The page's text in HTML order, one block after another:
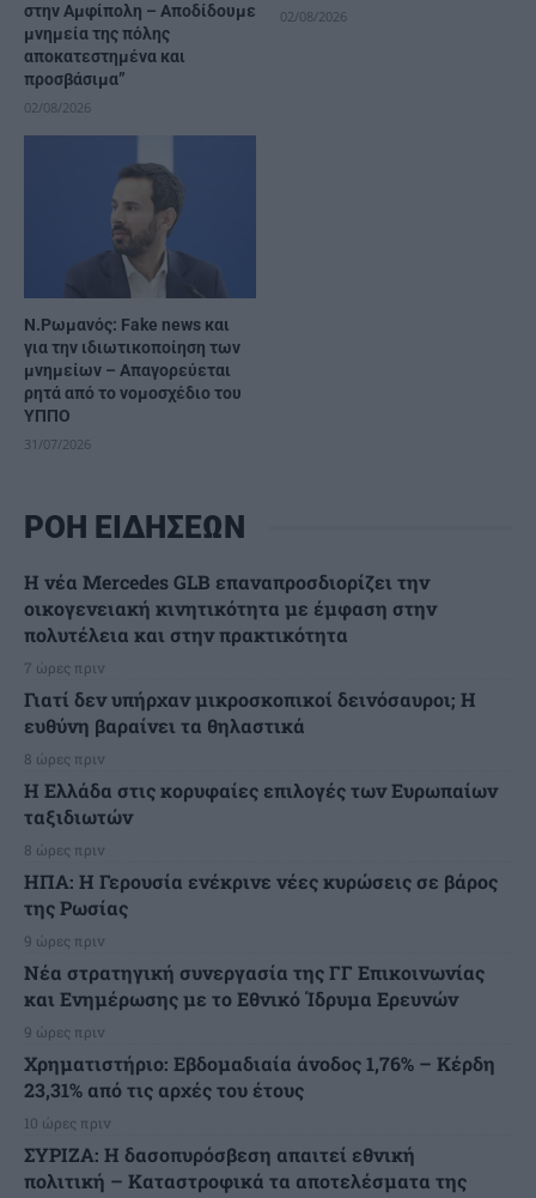
στην Αμφίπολη – Αποδίδουμε
μνημεία της πόλης
αποκατεστημένα και
προσβάσιμα”
02/08/2026
02/08/2026
Ν.Ρωμανός: Fake news και
για την ιδιωτικοποίηση των
μνημείων – Απαγορεύεται
ρητά από το νομοσχέδιο του
ΥΠΠΟ
31/07/2026
ΡΟΗ ΕΙΔΗΣΕΩΝ
Η νέα Mercedes GLB επαναπροσδιορίζει την
οικογενειακή κινητικότητα με έμφαση στην
πολυτέλεια και στην πρακτικότητα
7 ώρες πριν
Γιατί δεν υπήρχαν μικροσκοπικοί δεινόσαυροι; Η
ευθύνη βαραίνει τα θηλαστικά
8 ώρες πριν
Η Ελλάδα στις κορυφαίες επιλογές των Ευρωπαίων
ταξιδιωτών
8 ώρες πριν
ΗΠΑ: Η Γερουσία ενέκρινε νέες κυρώσεις σε βάρος
της Ρωσίας
9 ώρες πριν
Νέα στρατηγική συνεργασία της ΓΓ Επικοινωνίας
και Ενημέρωσης με το Εθνικό Ίδρυμα Ερευνών
9 ώρες πριν
Χρηματιστήριο: Εβδομαδιαία άνοδος 1,76% – Κέρδη
23,31% από τις αρχές του έτους
10 ώρες πριν
ΣΥΡΙΖΑ: Η δασοπυρόσβεση απαιτεί εθνική
πολιτική – Καταστροφικά τα αποτελέσματα της